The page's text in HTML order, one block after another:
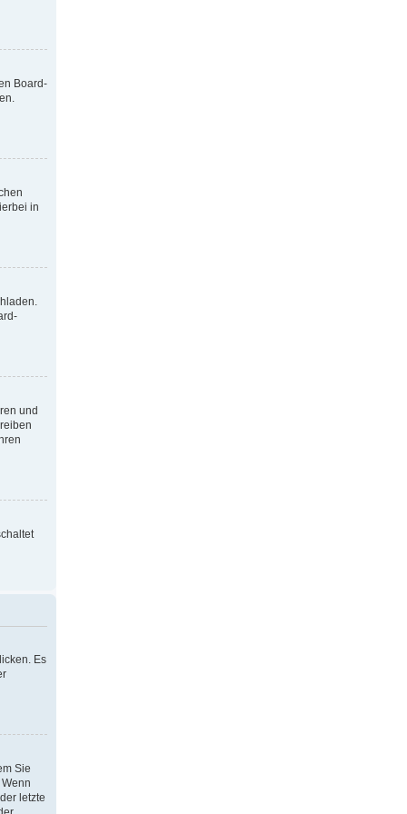
Board-
in
und
Es
Sie
letzte